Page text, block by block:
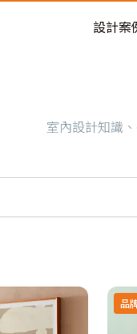
設計案
室內設計知識
品